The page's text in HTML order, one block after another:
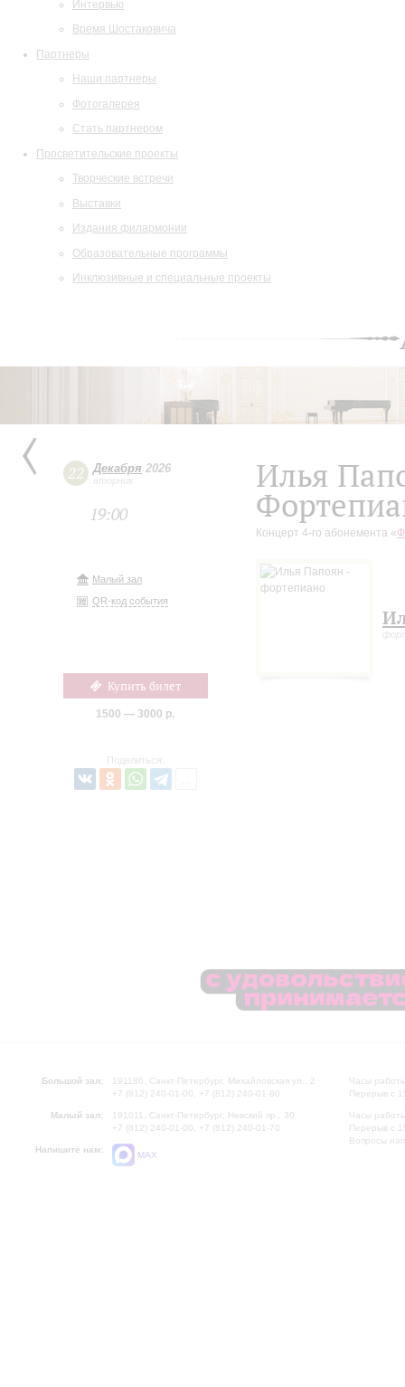
Интервью
Время Шостаковича
Партнеры
Наши партнеры
Фотогалерея
Стать партнером
Просветительские проекты
Творческие встречи
Выставки
Издания филармонии
Образовательные программы
Инклюзивные и специальные проекты
22 Декабря 2026
вторник
19:00
Малый зал
QR-код события
Купить билет
1500 — 3000 р.
Поделиться:
Илья
Концерт 4-го абонемента «
Большой зал:
191186, Санкт-Петербург, Михайловская ул., 2
+7 (812) 240-01-00, +7 (812) 240-01-80
Малый зал:
191011, Санкт-Петербург, Невский пр., 30
+7 (812) 240-01-00, +7 (812) 240-01-70
Напишите нам:
MAX
Часы
Перерыв с
Часы
Перерыв с
Вопросы